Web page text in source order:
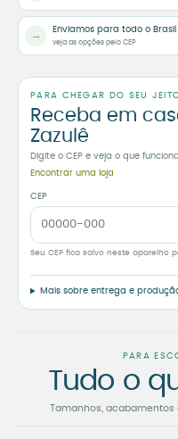
→ Enviamos para todo o Brasil
veja as opções pelo CEP
PARA CHEGAR DO SEU
Receba em
Zazulê
Digite o CEP e veja o que
Encontrar uma loja
CEP
Seu CEP fica salvo neste aparelho
Mais sobre entrega e
PARA
Tudo o
Tamanhos,